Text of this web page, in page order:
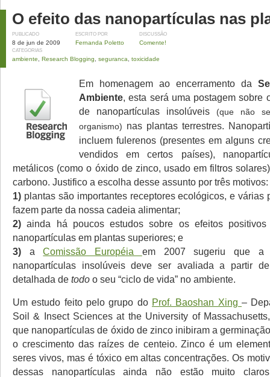
O efeito das nanopartículas nas
PUBLICADO
8 de jun de 2009
ESCRITO POR
Fernanda Poletto
DISCUSSÃO
Comente!
CATEGORIAS
ambiente Research Blogging seguranca toxicidade
Em homenagem ao encerramento da
Ambiente, esta será uma postagem sobre
de nanopartículas insolúveis
(que não
organismo) nas plantas terrestres.
incluem fulerenos (presentes em alguns
vendidos em certos países),
metálicos (como o óxido de zinco, usado em filtros
carbono. Justifico a escolha desse assunto por três motivos:
1) plantas são importantes receptores ecológicos, e várias
fazem parte da nossa cadeia alimentar;
2) ainda há poucos estudos sobre os efeitos
nanopartículas em plantas superiores; e
3) aComissão Européia em 2007 sugeriu que a
nanopartículas insolúveis deve ser avaliada a partir
detalhada de todo o seu “ciclo de vida” no ambiente.
Um estudo feito pelo grupo do Prof. Baoshan Xing –
Soil & Insect Sciences at the University of
que nanopartículas de óxido de zinco inibiram a
o crescimento das raízes de centeio. Zinco é um
seres vivos, mas é tóxico em altas concentrações. Os
dessas nanopartículas ainda não estão muito